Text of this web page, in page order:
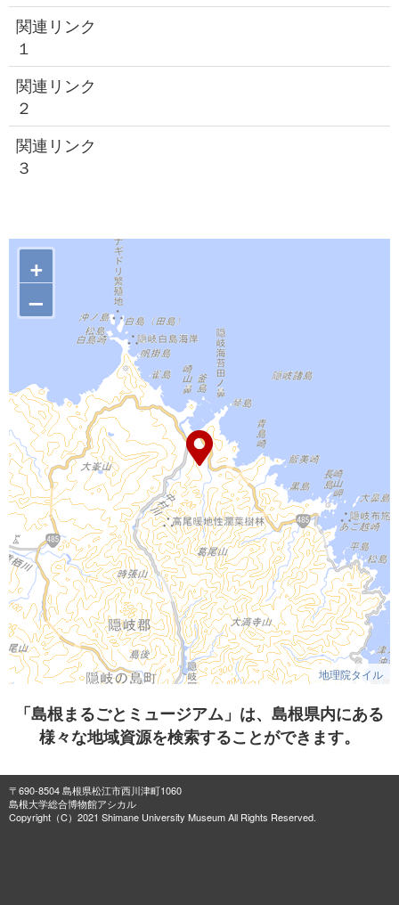
関連リンク
１
関連リンク
２
関連リンク
３
+
–
地理院タイル
「島根まるごとミュージアム」は、島根県内にある
様々な地域資源を検索することができます。
〒690-8504 島根県松江市西川津町1060
島根大学総合博物館アシカル
Copyright（C）2021 Shimane University Museum All Rights Reserved.